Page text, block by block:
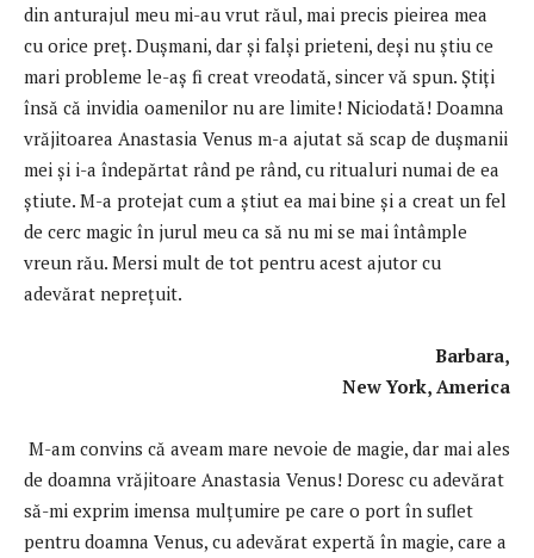
din anturajul meu mi-au vrut răul, mai precis pieirea mea
cu orice preț. Dușmani, dar și falși prieteni, deși nu știu ce
mari probleme le-aș fi creat vreodată, sincer vă spun. Știți
însă că invidia oamenilor nu are limite! Niciodată! Doamna
vrăjitoarea Anastasia Venus m-a ajutat să scap de dușmanii
mei și i-a îndepărtat rând pe rând, cu ritualuri numai de ea
știute. M-a protejat cum a știut ea mai bine și a creat un fel
de cerc magic în jurul meu ca să nu mi se mai întâmple
vreun rău. Mersi mult de tot pentru acest ajutor cu
adevărat neprețuit.
Barbara,
New York, America
M-am convins că aveam mare nevoie de magie, dar mai ales
de doamna vrăjitoare Anastasia Venus! Doresc cu adevărat
să-mi exprim imensa mulţumire pe care o port în suflet
pentru doamna Venus, cu adevărat expertă în magie, care a